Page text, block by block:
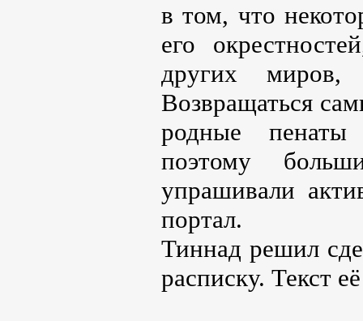
в том, что
его
других
Возвращаться
родные
поэтому
упрашивали
портал.
Тиннад решил
расписку. Текст